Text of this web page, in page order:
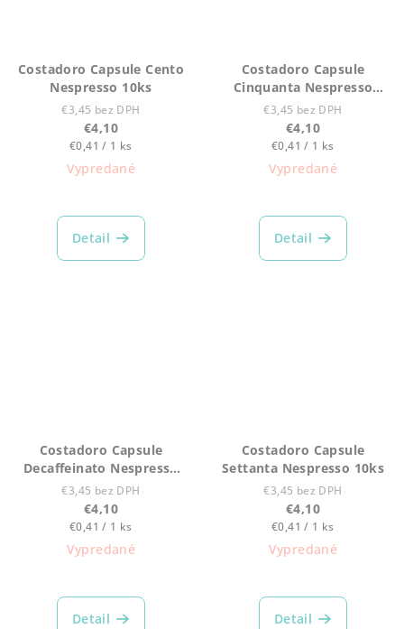
Costadoro Capsule Cento
Nespresso 10ks
€3,45 bez DPH
€4,10
Jednotková
cena:
€0,41 / 1 ks
Vypredané
Detail
Costadoro Capsule
Cinquanta Nespresso
10ks
€3,45 bez DPH
€4,10
Jednotková
cena:
€0,41 / 1 ks
Vypredané
Detail
Costadoro Capsule
Decaffeinato Nespresso
10ks
€3,45 bez DPH
€4,10
Jednotková
cena:
€0,41 / 1 ks
Vypredané
Detail
Costadoro Capsule
Settanta Nespresso 10ks
€3,45 bez DPH
€4,10
Jednotková
cena:
€0,41 / 1 ks
Vypredané
Detail